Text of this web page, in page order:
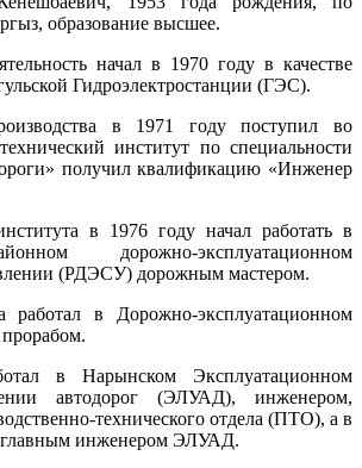
образование высшее.
начал в 1970 году в качестве
Гидроэлектростанции (ГЭС).
в 1971 году поступил во
институт по специальности
получил квалификацию «Инженер
в 1976 году начал работать в
дорожно-эксплуатационном
(РДЭСУ) дорожным мастером.
работал в Дорожно-эксплуатационном
в Нарынском Эксплуатационном
автодорог (ЭЛУАД), инженером,
технического отдела (ПТО), а в
главным инженером ЭЛУАД.